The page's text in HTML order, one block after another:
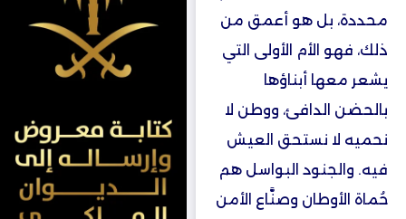
محددة، بل هو أعمق من
ذلك، فهو الأم الأولى التي
يشعر معها أبناؤها
بالحضن الدافئ، ووطن لا
نحميه لا نستحق العيش
فيه. والجنود البواسل هم
حُماة الأوطان وصنَّاع الأمن